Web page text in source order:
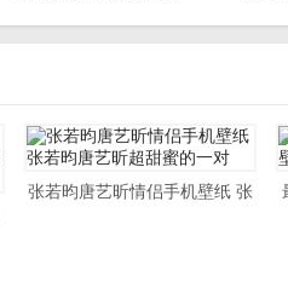
张若昀唐艺昕情侣手机壁纸 张